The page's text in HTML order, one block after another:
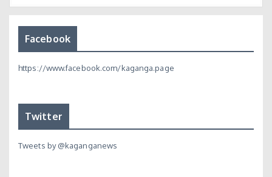
Facebook
https://www.facebook.com/kaganga.page
Twitter
Tweets by @kaganganews